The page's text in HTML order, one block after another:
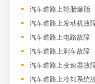
汽车道路上轮胎爆胎
汽车道路上发动机故
汽车道路上电路故障
汽车道路上刹车故障
汽车道路上变速器故
汽车道路上冷却系统